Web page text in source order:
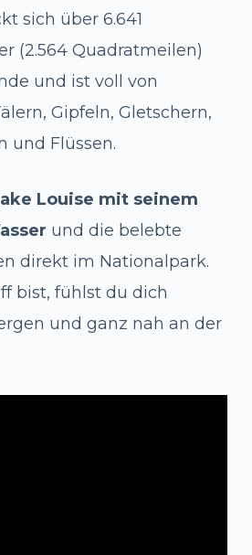
sich über 6.641
(2.564 Quadratmeilen)
und ist voll von
Gipfeln, Gletschern,
und Flüssen.
Louise mit seinem
und die belebte
direkt im Nationalpark.
bist, fühlst du dich
und ganz nah an der